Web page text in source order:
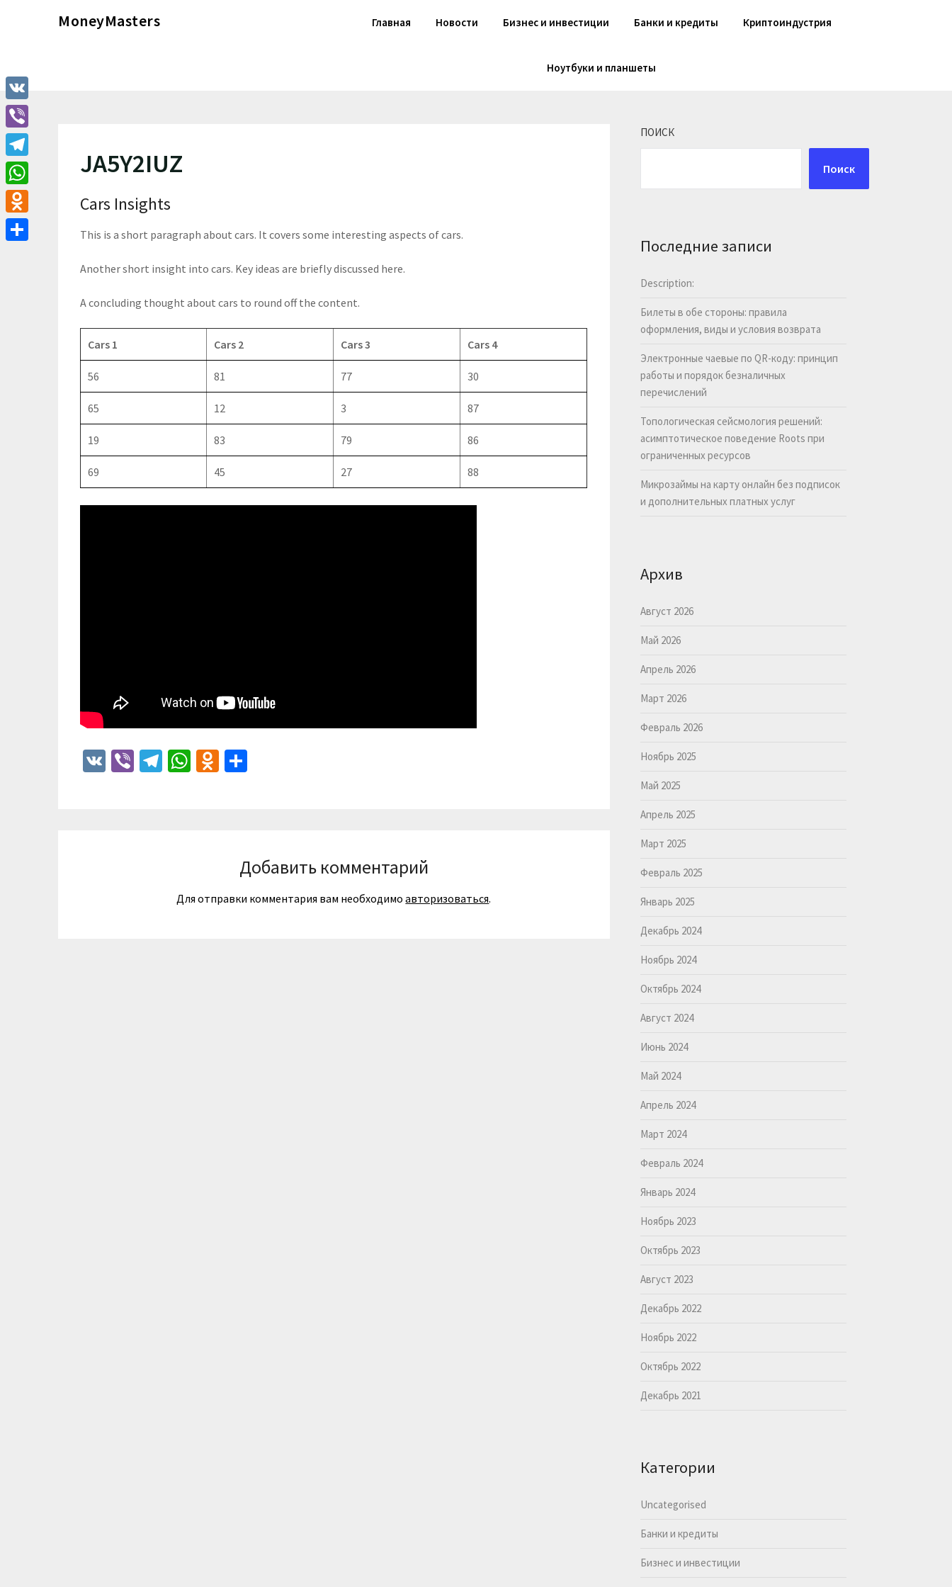
MoneyMasters Главная Новости Бизнес и инвестиции Банки и кредиты Криптоиндустрия
Ноутбуки и планшеты
JA5Y2IUZ
Cars Insights
This is a short paragraph about cars. It covers some interesting aspects of cars.
Another short insight into cars. Key ideas are briefly discussed here.
A concluding thought about cars to round off the content.
Cars 1 Cars 2 Cars 3 Cars 4
56 81 77 30
65 12 3 87
19 83 79 86
69 45 27 88
VK ViberTelegram
WhatsApp
Odnoklassniki
Добавить комментарий
Для отправки комментария вам необходимоавторизоваться.
ПОИСК
Поиск
Последние записи
Description:
Билеты в обе стороны: правила
оформления, виды и условия возврата
Электронные чаевые по QR-коду: принцип
работы и порядок безналичных
перечислений
Топологическая сейсмология решений:
асимптотическое поведение Roots при
ограниченных ресурсов
Микрозаймы на карту онлайн без подписок
и дополнительных платных услуг
Архив
Август 2026
Май 2026
Апрель 2026
Март 2026
Февраль 2026
Ноябрь 2025
Май 2025
Апрель 2025
Март 2025
Февраль 2025
Январь 2025
Декабрь 2024
Ноябрь 2024
Октябрь 2024
Август 2024
Июнь 2024
Май 2024
Апрель 2024
Март 2024
Февраль 2024
Январь 2024
Ноябрь 2023
Октябрь 2023
Август 2023
Декабрь 2022
Ноябрь 2022
Октябрь 2022
Декабрь 2021
Категории
Uncategorised
Банки и кредиты
Бизнес и инвестиции
VK
Viber
Telegram
WhatsApp
Odnoklassniki